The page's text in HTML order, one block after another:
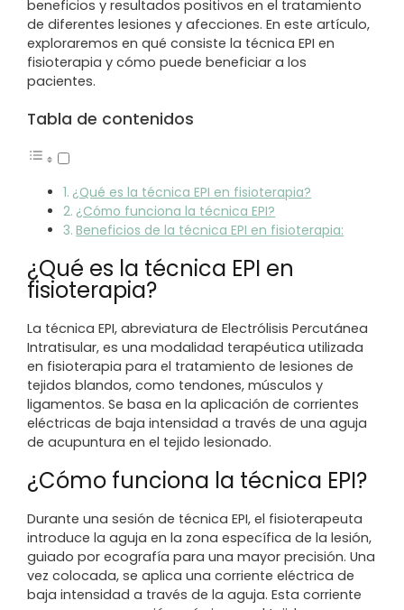
beneficios y resultados positivos en el tratamiento
de diferentes lesiones y afecciones. En este artículo,
exploraremos en qué consiste la técnica EPI en
fisioterapia y cómo puede beneficiar a los
pacientes.
Tabla de contenidos
¿Qué es la técnica EPI en fisioterapia?
¿Cómo funciona la técnica EPI?
Beneficios de la técnica EPI en fisioterapia:
¿Qué es la técnica EPI en
fisioterapia?
La técnica EPI, abreviatura de Electrólisis Percutánea
Intratisular, es una modalidad terapéutica utilizada
en fisioterapia para el tratamiento de lesiones de
tejidos blandos, como tendones, músculos y
ligamentos. Se basa en la aplicación de corrientes
eléctricas de baja intensidad a través de una aguja
de acupuntura en el tejido lesionado.
¿Cómo funciona la técnica EPI?
Durante una sesión de técnica EPI, el fisioterapeuta
introduce la aguja en la zona específica de la lesión,
guiado por ecografía para una mayor precisión. Una
vez colocada, se aplica una corriente eléctrica de
baja intensidad a través de la aguja. Esta corriente